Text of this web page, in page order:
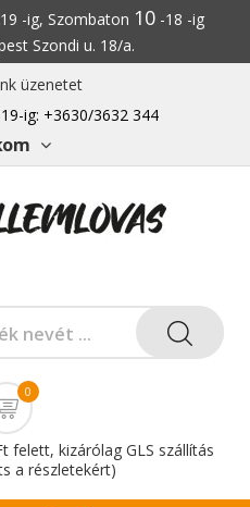
-ig, Szombaton 10-18 -ig
Szondi u. 18/a.
üzenetet
ig: +3630/3632 344
0
felett, kizárólag GLS szállítás
a részletekért)